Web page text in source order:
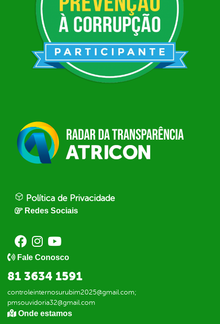
Política de Privacidade
Redes Sociais
Fale Conosco
81 3634 1591
controleinternosurubim2025@gmail.com;
pmsouvidoria32@gmail.com
Onde estamos